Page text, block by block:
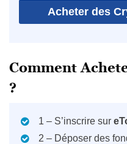
Acheter des
Comment
?
1 – S’inscrire sur
2 – Déposer des